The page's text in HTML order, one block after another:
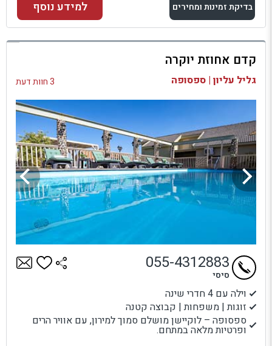
בדיקת זמינות ומחירים
למתחם זה
בדיקת זמינות ומחירים
למידע נוסף
קדם אחוזת יוקרה
גליל עליון | ספסופה 3 חוות דעת
וילה עם 4 חדרי שינה
זוגות | משפחות | קבוצה קטנה
ספסופה – לוקיישן מושלם סמוך למירון, עם אוויר הרים
ופרטיות מלאה במתחם.
055-4312883
סיסי